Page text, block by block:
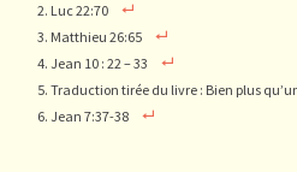
Luc 22:70
Matthieu 26:65
Jean 10 : 22 – 33
Traduction tirée du livre : Bien plus
Jean 7:37-38